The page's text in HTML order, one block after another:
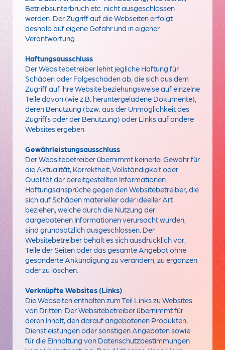
Betriebsunterbruch etc. nicht ausgeschlossen
werden. Der Zugriff auf die Webseiten erfolgt
deshalb auf eigene Gefahr und in eigener
Verantwortung.
Haftungsausschluss
Der Websitebetreiber lehnt jegliche Haftung für
Schäden oder Folgeschäden ab, die sich aus dem
Zugriff auf ihre Website beziehungsweise auf einzelne
Teile davon (wie z.B. heruntergeladene Dokumente),
deren Benutzung (bzw. aus der Unmöglichkeit des
Zugriffs oder der Benutzung) oder Links auf andere
Websites ergeben.
Gewährleistungsausschluss
Der Websitebetreiber übernimmt keinerlei Gewähr für
die Aktualität, Korrektheit, Vollständigkeit oder
Qualität der bereitgestellten Informationen.
Haftungsansprüche gegen den Websitebetreiber, die
sich auf Schäden materieller oder ideeller Art
beziehen, welche durch die Nutzung der
dargebotenen Informationen verursacht wurden,
sind grundsätzlich ausgeschlossen. Der
Websitebetreiber behält es sich ausdrücklich vor,
Teile der Seiten oder das gesamte Angebot ohne
gesonderte Ankündigung zu verändern, zu ergänzen
oder zu löschen.
Verknüpfte Websites (Links)
Die Webseiten enthalten zum Teil Links zu Websites
von Dritten. Der Websitebetreiber übernimmt für
deren Inhalt, den darauf angebotenen Produkten,
Dienstleistungen oder sonstigen Angeboten sowie
für die Einhaltung von Datenschutzbestimmungen